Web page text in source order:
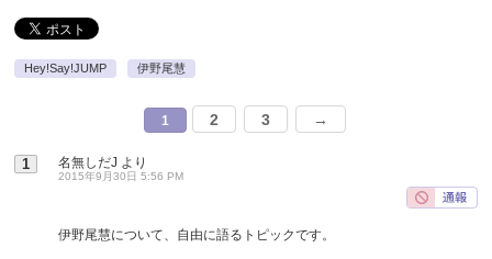
Hey!Say!JUMP 伊野尾慧
1 2 3 →
1 名無しだJ より
2015年9月30日 5:56 PM
伊野尾慧について、自由に語るトピックです。